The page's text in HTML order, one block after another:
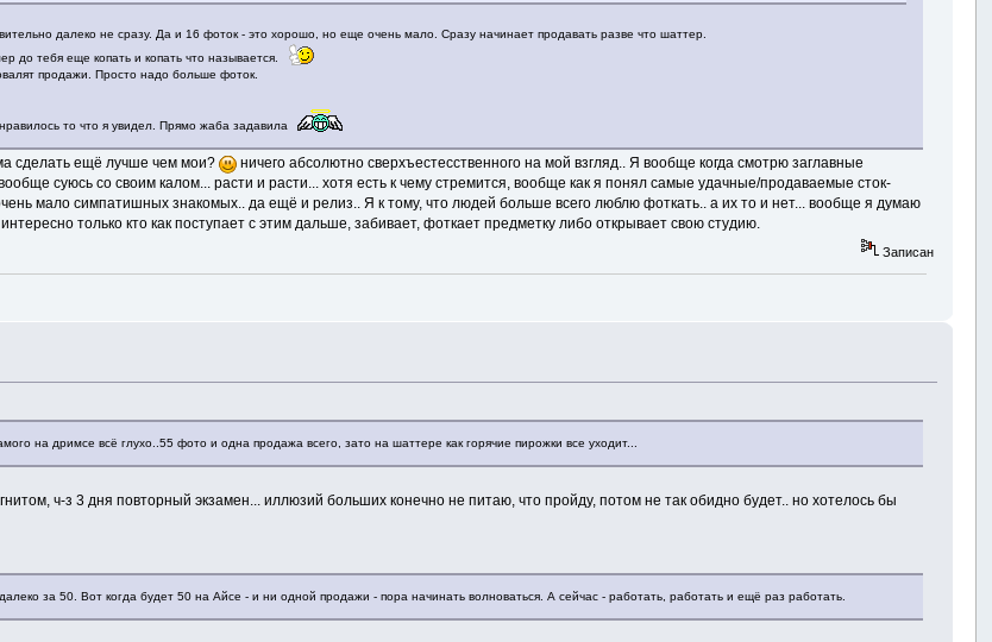
далеко не сразу. Да и 16 фоток - это хорошо, но еще очень мало. Сразу начинает продавать разве что шаттер.
до тебя еще копать и копать что называется.
продажи. Просто надо больше фоток.
то что я увидел. Прямо жаба задавила
сделать ещё лучше чем мои?
ничего абсолютно сверхъестесственного на мой взгляд.. Я вообще когда смотрю заглавные
суюсь со своим калом... расти и расти... хотя есть к чему стремится, вообще как я понял самые удачные/продаваемые сток-
мало симпатишных знакомых.. да ещё и релиз.. Я к тому, что людей больше всего люблю фоткать.. а их то и нет... вообще я думаю
только кто как поступает с этим дальше, забивает, фоткает предметку либо открывает свою студию.
Записан
на дримсе всё глухо..55 фото и одна продажа всего, зато на шаттере как горячие пирожки все уходит...
ч-з 3 дня повторный экзамен... иллюзий больших конечно не питаю, что пройду, потом не так обидно будет.. но хотелось бы
за 50. Вот когда будет 50 на Айсе - и ни одной продажи - пора начинать волноваться. А сейчас - работать, работать и ещё раз работать.